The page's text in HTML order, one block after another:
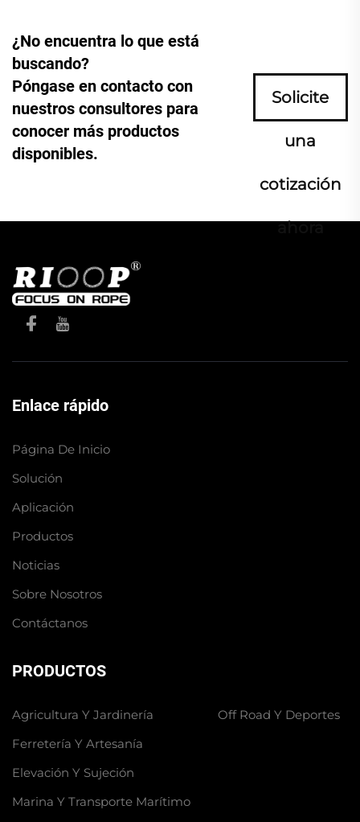
¿No encuentra lo que está
buscando?
Póngase en contacto con
nuestros consultores para
conocer más productos
disponibles.
Solicite
una
cotización
ahora
Enlace rápido
Página De Inicio
Solución
Aplicación
Productos
Noticias
Sobre Nosotros
Contáctanos
PRODUCTOS
Agricultura Y Jardinería
Ferretería Y Artesanía
Elevación Y Sujeción
Marina Y Transporte Marítimo
Off Road Y Deportes